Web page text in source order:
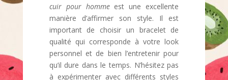
cuir pour hommeest une excellente
manière d’affirmer son style. Il est
important de choisir un bracelet de
qualité qui corresponde à votre look
personnel et de bien l’entretenir pour
qu’il dure dans le temps. N’hésitez pas
à expérimenter avec différents styles